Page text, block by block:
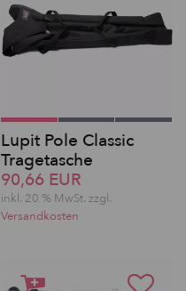
Lupit Pole Classic
Tragetasche
90,66 EUR
inkl. 20 % MwSt. zzgl.
Versandkosten